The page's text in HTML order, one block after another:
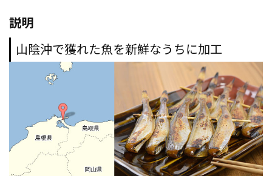
説明
山陰沖で獲れた魚を新鮮なうちに加工